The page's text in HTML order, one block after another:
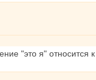
"это я" относится